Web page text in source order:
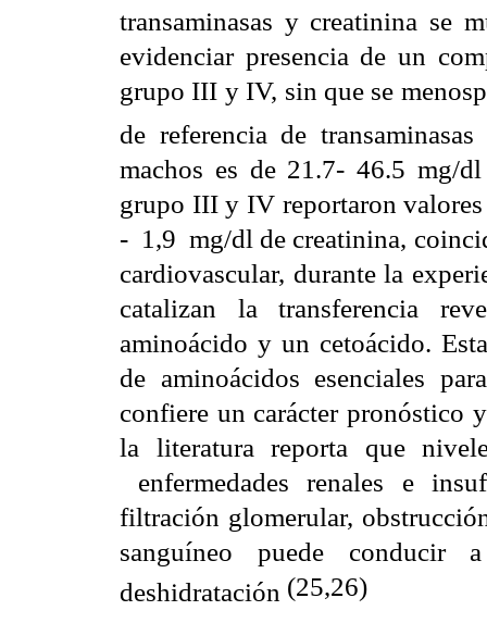
transaminasas y creatinina se
evidenciar presencia de un
grupo III y IV, sin que se
de referencia de
machos es de 21.7- 46.5 mg/
grupo III y IV reportaron
- 1,9 mg/dl de creatinina,
cardiovascular, durante la
catalizan la transferencia
aminoácido y un cetoácido.
de aminoácidos esenciales
confiere un carácter pronóstico
la literatura reporta que
enfermedades renales e
filtración glomerular,
sanguíneo puede
deshidratación (25,26)